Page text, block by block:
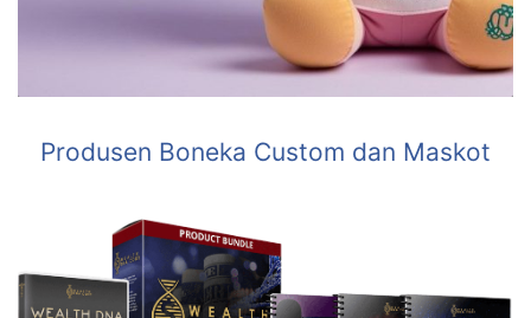
Produsen Boneka Custom dan Maskot